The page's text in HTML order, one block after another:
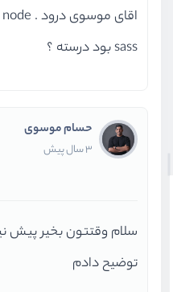
sass بود درسته ؟
حسام موسوی
3 سال پیش
سلام وقتتون بخیر
توضیح دادم